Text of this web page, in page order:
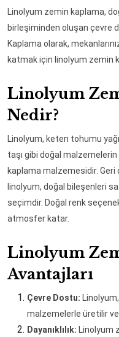
Linolyum zemin kaplama,
birleşiminden oluşan çevre
Kaplama olarak,
katmak için linolyum zemin
Linolyum
Nedir?
Linolyum, keten tohumu
taşı gibi doğal malzemelerin
kaplama malzemesidir.
linolyum, doğal bileşenleri
seçimdir. Doğal renk
atmosfer katar.
Linolyum
Avantajları
Çevre Dostu:
malzemelerle üretilir
Dayanıklılık: Linolyum